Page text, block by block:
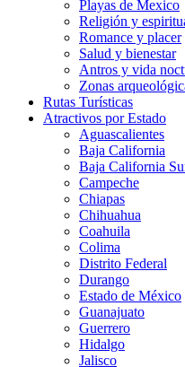
Playas de Mexico
Religión y
Romance y placer
Salud y bienestar
Antros y vida
Zonas
Rutas Turísticas
Atractivos por Estado
Aguascalientes
Baja California
Baja California
Campeche
Chiapas
Chihuahua
Coahuila
Colima
Distrito Federal
Durango
Estado de México
Guanajuato
Guerrero
Hidalgo
Jalisco